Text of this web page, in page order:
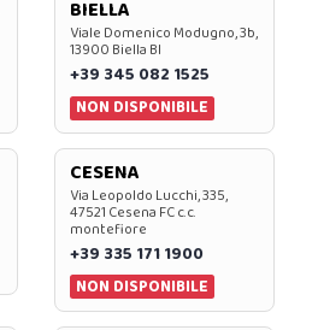
BIELLA
Viale Domenico Modugno, 3b,
13900 Biella BI
+39 345 082 1525
NON DISPONIBILE
CESENA
Via Leopoldo Lucchi, 335,
47521 Cesena FC c.c.
montefiore
+39 335 171 1900
NON DISPONIBILE